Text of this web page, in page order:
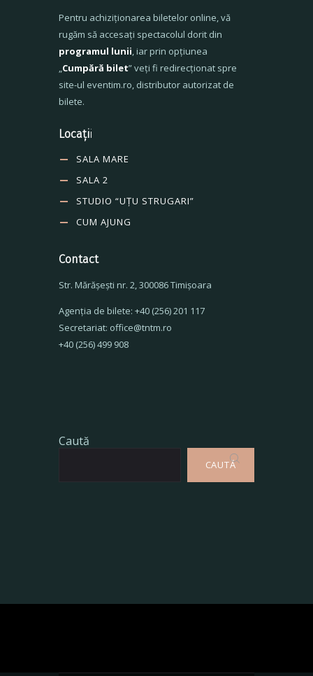
Pentru achiziționarea biletelor online, vă
rugăm să accesați spectacolul dorit din
programul lunii, iar prin opțiunea
„Cumpără bilet” veți fi redirecționat spre
site-ul eventim.ro, distributor autorizat de
bilete.
Locații
SALA MARE
SALA 2
STUDIO “UȚU STRUGARI”
CUM AJUNG
Contact
Str. Mărăşeşti nr. 2, 300086 Timişoara
Agenţia de bilete: +40 (256) 201 117
Secretariat: office@tntm.ro
+40 (256) 499 908
Caută
CAUTĂ